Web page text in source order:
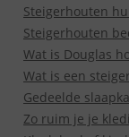
Steigerhouten
Steigerhouten
Wat is Douglas
Wat is een
Gedeelde
Zo ruim je je